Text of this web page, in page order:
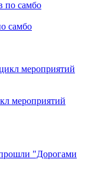
самбо
мероприятий